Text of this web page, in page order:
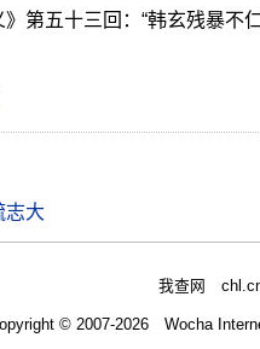
第五十三回：“韩玄残暴不
志大
我查网
© 2007-2026 Wocha